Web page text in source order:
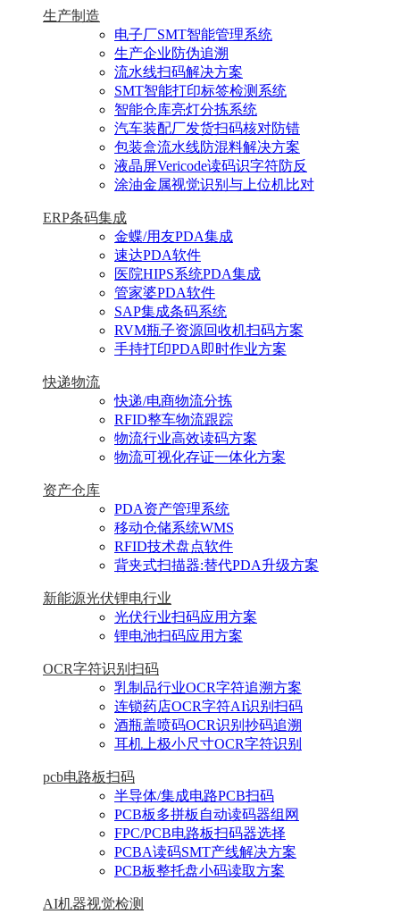
生产制造
电子厂SMT智能管理系统
生产企业防伪追溯
流水线扫码解决方案
SMT智能打印标签检测系统
智能仓库亮灯分拣系统
汽车装配厂发货扫码核对防错
包装盒流水线防混料解决方案
液晶屏Vericode读码识字符防反
涂油金属视觉识别与上位机比对
ERP条码集成
金蝶/用友PDA集成
速达PDA软件
医院HIPS系统PDA集成
管家婆PDA软件
SAP集成条码系统
RVM瓶子资源回收机扫码方案
手持打印PDA即时作业方案
快递物流
快递/电商物流分拣
RFID整车物流跟踪
物流行业高效读码方案
物流可视化存证一体化方案
资产仓库
PDA资产管理系统
移动仓储系统WMS
RFID技术盘点软件
背夹式扫描器:替代PDA升级方案
新能源光伏锂电行业
光伏行业扫码应用方案
锂电池扫码应用方案
OCR字符识别扫码
乳制品行业OCR字符追溯方案
连锁药店OCR字符AI识别扫码
酒瓶盖喷码OCR识别抄码追溯
耳机上极小尺寸OCR字符识别
pcb电路板扫码
半导体/集成电路PCB扫码
PCB板多拼板自动读码器组网
FPC/PCB电路板扫码器选择
PCBA读码SMT产线解决方案
PCB板整托盘小码读取方案
AI机器视觉检测